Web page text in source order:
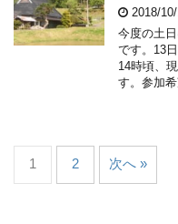
2018/
今度の土
です。13
14時頃、
す。参加
1 2 次へ »